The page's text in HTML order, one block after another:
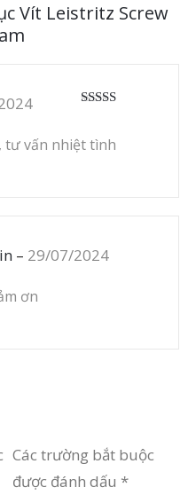
Vít Leistritz Screw
tư vấn nhiệt tình
– 29/07/2024
ơn
Các trường bắt buộc
được đánh dấu *